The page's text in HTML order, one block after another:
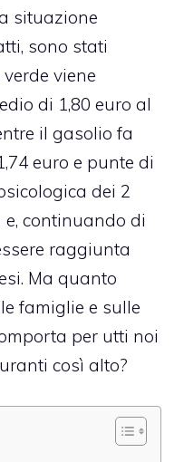
situazione
sono stati
viene
di 1,80 euro al
il gasolio fa
euro e punte di
dei 2
continuando di
raggiunta
Ma quanto
famiglie e sulle
per utti noi
così alto?